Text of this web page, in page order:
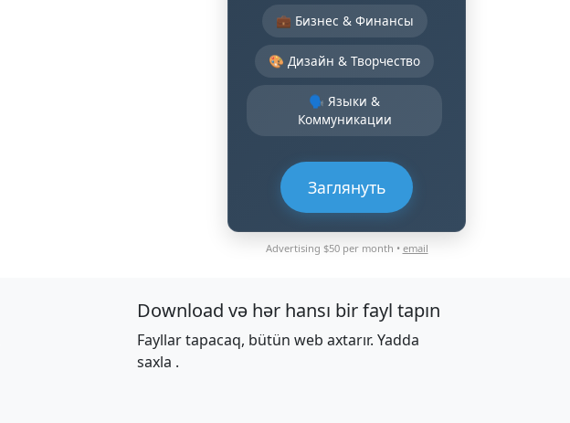
💼 Бизнес & Финансы
🎨 Дизайн & Творчество
🗣️ Языки &
Коммуникации
Заглянуть
Advertising $50 per month • email
Download və hər hansı bir fayl tapın
Fayllar tapacaq, bütün web axtarır. Yadda
saxla .